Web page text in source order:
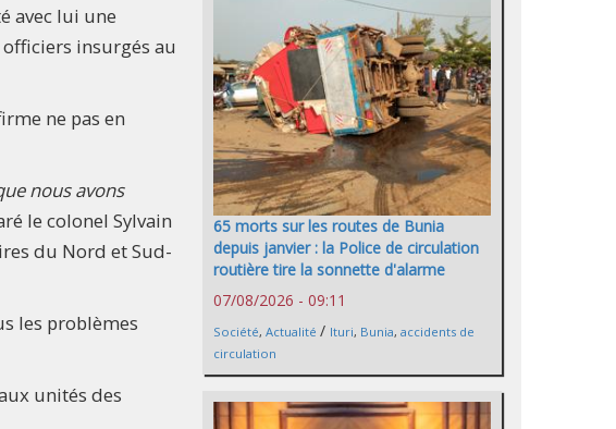
avec lui une
insurgés au
ne pas en
nous avons
le colonel Sylvain
du Nord et Sud-
les problèmes
unités des
65 morts sur les routes de Bunia
depuis janvier : la Police de circulation
routière tire la sonnette d'alarme
07/08/2026 - 09:11
Société, Actualité / Ituri, Bunia, accidents de
circulation